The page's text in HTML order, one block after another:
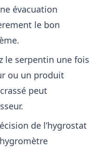
évacuation
le bon
le serpentin une fois
ou un produit
peut
de l’hygrostat